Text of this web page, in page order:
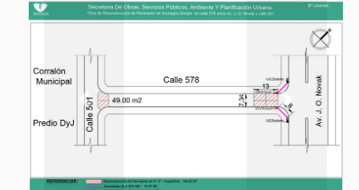
Previous Next